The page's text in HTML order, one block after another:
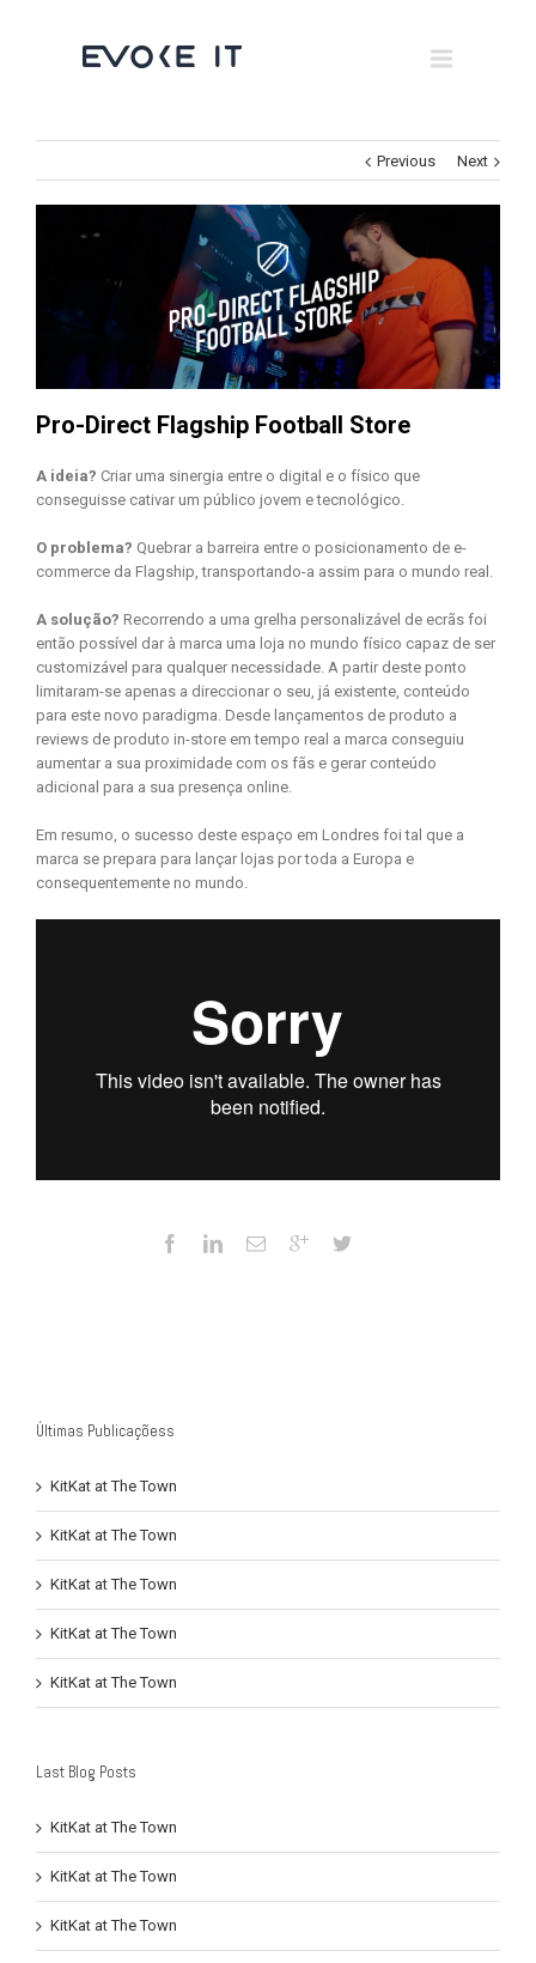
×
Museums
Corporate
All
Previous Next
Pro-Direct Flagship Football Store
A ideia? Criar uma sinergia entre o digital e o físico que
conseguisse cativar um público jovem e tecnológico.
O problema? Quebrar a barreira entre o posicionamento de e-
commerce da Flagship, transportando-a assim para o mundo real.
A solução? Recorrendo a uma grelha personalizável de ecrãs foi
então possível dar à marca uma loja no mundo físico capaz de ser
customizável para qualquer necessidade. A partir deste ponto
limitaram-se apenas a direccionar o seu, já existente, conteúdo
para este novo paradigma. Desde lançamentos de produto a
reviews de produto in-store em tempo real a marca conseguiu
aumentar a sua proximidade com os fãs e gerar conteúdo
adicional para a sua presença online.
Em resumo, o sucesso deste espaço em Londres foi tal que a
marca se prepara para lançar lojas por toda a Europa e
consequentemente no mundo.
Últimas Publicaçõess
KitKat at The Town
KitKat at The Town
KitKat at The Town
KitKat at The Town
KitKat at The Town
Last Blog Posts
KitKat at The Town
KitKat at The Town
KitKat at The Town